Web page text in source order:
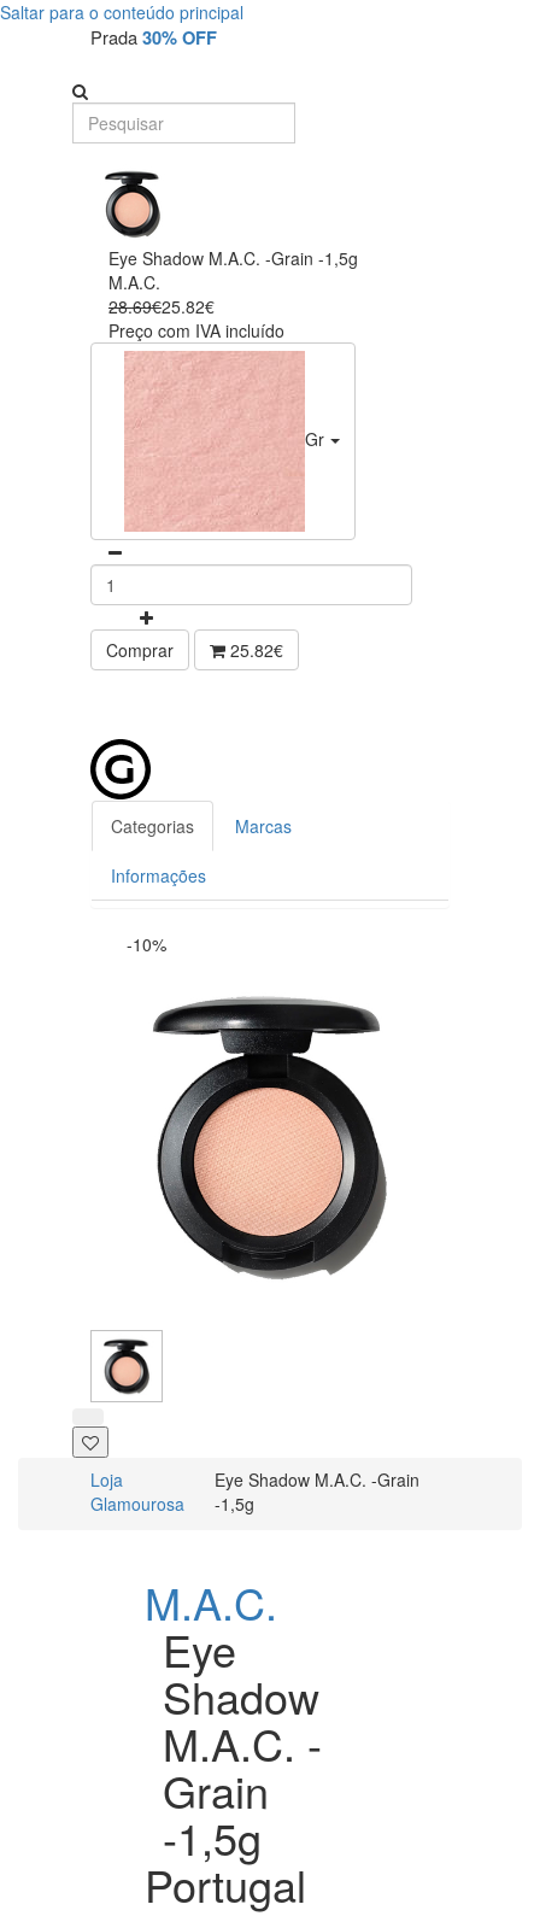
Saltar para o conteúdo principal
Prada30% OFF
Eye Shadow M.A.C. -Grain -1,5g
M.A.C.
28.69€25.82€
Preço com IVA incluído
Grain
Comprar 25.82€
Categorias Marcas
Informações
-10%
Loja
Glamourosa
Eye Shadow M.A.C. -Grain
-1,5g
M.A.C.
Eye
Shadow
M.A.C. -
Grain
-1,5g
Portugal